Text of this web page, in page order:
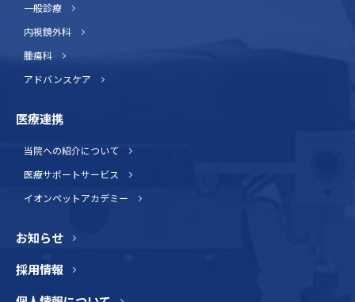
一般診療
内視鏡外科
腫瘍科
アドバンスケア
医療連携
当院への紹介について
医療サポートサービス
イオンペットアカデミー
お知らせ
採用情報